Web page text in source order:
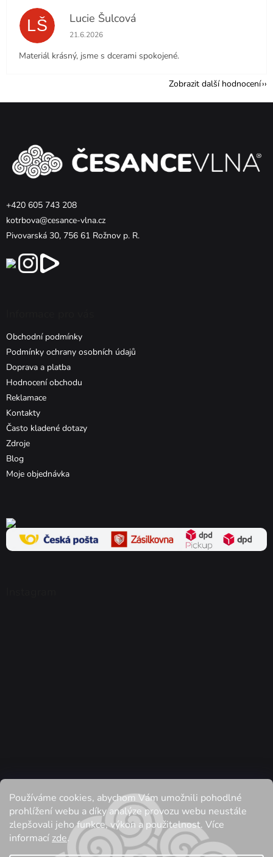
Používáme cookies, abychom Vám umožnili pohodlné
prohlížení webu a díky analýze provozu webu neustále
zlepšovali jeho funkce, výkon a použitelnost. Více
informací zde.
LŠ Lucie Šulcová
Hodnocení obchodu je 5 z 5 hvězdiček.
21.6.2026
Materiál krásný, jsme s dcerami spokojené.
Zobrazit další hodnocení
Z
+420 605 743 208
kotrbova@cesance-vlna.cz
Pivovarská 30, 756 61 Rožnov p. R.
Obchodní podmínky
Podmínky ochrany osobních údajů
Doprava a platba
Hodnocení obchodu
Reklamace
Kontakty
Často kladené dotazy
Zdroje
Blog
Moje objednávka
Sledovat na Instagramu